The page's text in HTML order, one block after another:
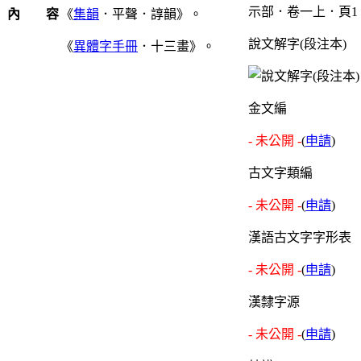
內 容 《集韻 ．平聲．諄韻》。
《異體字手冊 ．十三畫》。
示部．卷一上．頁1
說文解字(段注本)
金文編
- 未公開 -(申請)
古文字類編
- 未公開 -(申請)
漢語古文字字形表
- 未公開 -(申請)
漢隸字源
- 未公開 -(申請)